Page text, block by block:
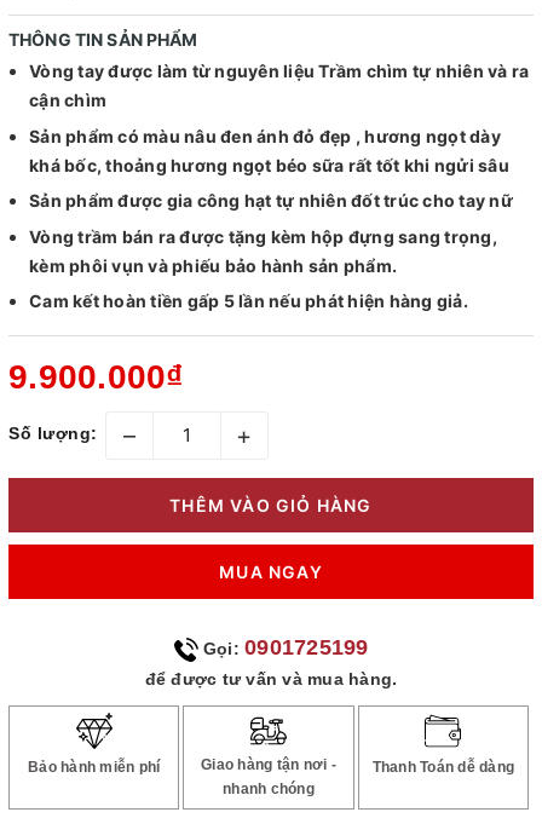
THÔNG TIN SẢN PHẨM
Vòng tay được làm từ nguyên liệu Trầm chìm tự nhiên và ra
cận chìm
Sản phẩm có màu nâu đen ánh đỏ đẹp , hương ngọt dày
khá bốc, thoảng hương ngọt béo sữa rất tốt khi ngửi sâu
Sản phẩm được gia công hạt tự nhiên đốt trúc cho tay nữ
Vòng trầm bán ra được tặng kèm hộp đựng sang trọng,
kèm phôi vụn và phiếu bảo hành sản phẩm.
Cam kết hoàn tiền gấp 5 lần nếu phát hiện hàng giả.
9.900.000₫
Số lượng: – +
THÊM VÀO GIỎ HÀNG
MUA NGAY
Gọi: 0901725199
để được tư vấn và mua hàng.
Bảo hành miễn phí
Giao hàng tận nơi -
nhanh chóng
Thanh Toán dễ dàng